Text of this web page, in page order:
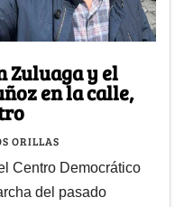
Zuluaga y el
en la calle,
ORILLAS
Centro Democrático
del pasado